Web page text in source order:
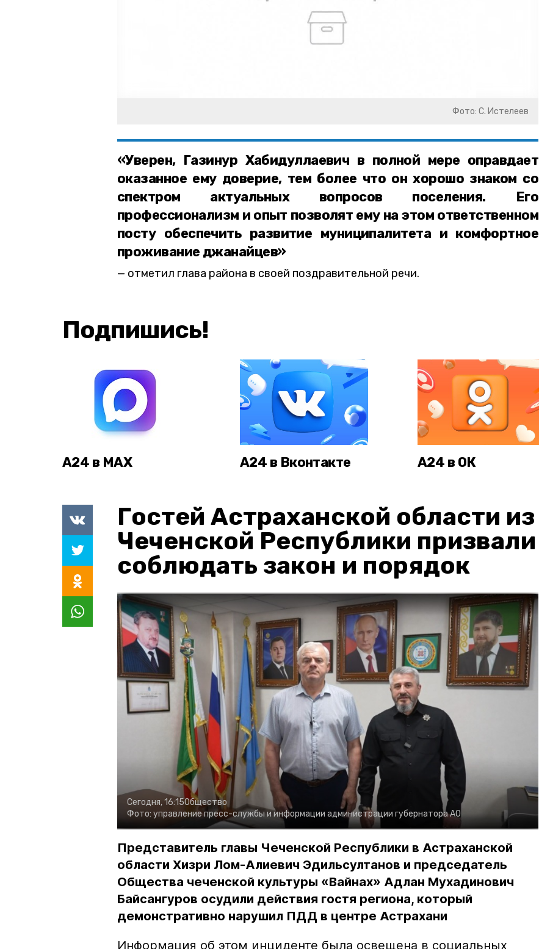
Фото: С. Истелеев
«Уверен, Газинур Хабидуллаевич в полной мере оправдает
оказанное ему доверие, тем более что он хорошо знаком со
спектром актуальных вопросов поселения. Его
профессионализм и опыт позволят ему на этом ответственном
посту обеспечить развитие муниципалитета и комфортное
проживание джанайцев»
отметил глава района в своей поздравительной речи.
Подпишись!
А24 в MAX А24 в Вконтакте А24 в ОК
Гостей Астраханской области из
Чеченской Республики призвали
соблюдать закон и порядок
Сегодня, 16:15Общество
Фото: управление пресс-службы и информации администрации губернатора АО
Представитель главы Чеченской Республики в Астраханской
области Хизри Лом-Алиевич Эдильсултанов и председатель
Общества чеченской культуры «Вайнах» Адлан Мухадинович
Байсангуров осудили действия гостя региона, который
демонстративно нарушил ПДД в центре Астрахани
Информация об этом инциденте была освещена в социальных